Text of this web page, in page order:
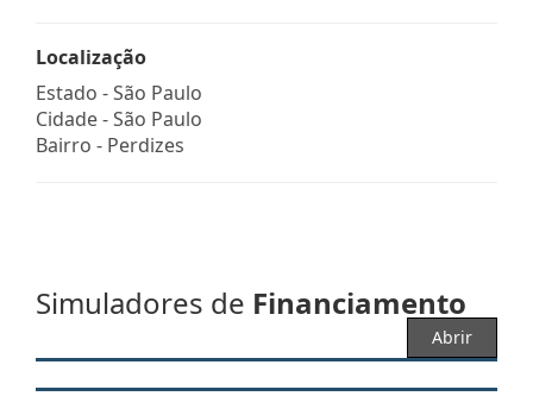
Localização
Estado -São Paulo
Cidade -São Paulo
Bairro - Perdizes
Simuladores de Financiamento
Abrir